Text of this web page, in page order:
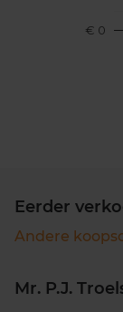
€ 0
Eerder
Andere
Mr. P.J.